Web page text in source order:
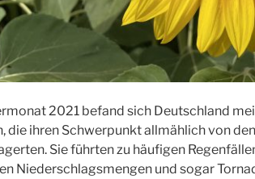
2021 befand sich Deutschland
die ihren Schwerpunkt allmählich von
Sie führten zu häufigen
Niederschlagsmengen und sogar